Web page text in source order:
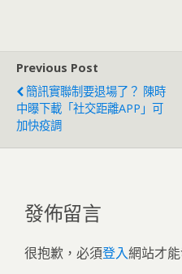
Previous Post
簡訊實聯制要退場了？ 陳時
中曝下載「社交距離APP」可
加快疫調
發佈留言
很抱歉，必須登入網站才